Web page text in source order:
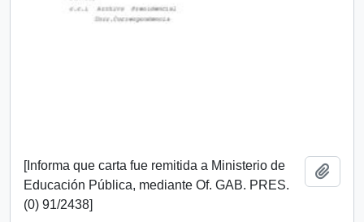
[Informa que carta fue remitida a Ministerio de
Educación Pública, mediante Of. GAB. PRES.
(0) 91/2438]